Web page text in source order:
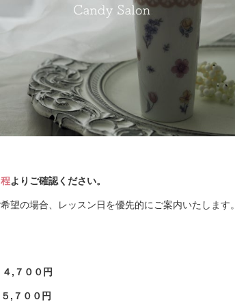
よりご確認ください。
望の場合、レッスン日を優先的にご案内いたします。
４,７００円
,７００円